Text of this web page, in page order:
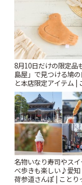
8月10日だけの限定
島屋」で見つける鳩
と本店限定アイテム |
ぷ
名物いなり寿司やス
べ歩きも楽しい♪愛知
荷参道さんぽ | ことり